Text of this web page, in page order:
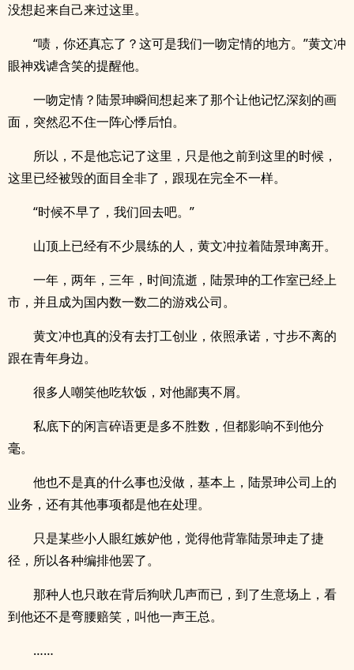
没想起来自己来过这里。
“啧，你还真忘了？这可是我们一吻定情的地方。”黄文冲
眼神戏谑含笑的提醒他。
一吻定情？陆景珅瞬间想起来了那个让他记忆深刻的画
面，突然忍不住一阵心悸后怕。
所以，不是他忘记了这里，只是他之前到这里的时候，
这里已经被毁的面目全非了，跟现在完全不一样。
“时候不早了，我们回去吧。”
山顶上已经有不少晨练的人，黄文冲拉着陆景珅离开。
一年，两年，三年，时间流逝，陆景珅的工作室已经上
市，并且成为国内数一数二的游戏公司。
黄文冲也真的没有去打工创业，依照承诺，寸步不离的
跟在青年身边。
很多人嘲笑他吃软饭，对他鄙夷不屑。
私底下的闲言碎语更是多不胜数，但都影响不到他分
毫。
他也不是真的什么事也没做，基本上，陆景珅公司上的
业务，还有其他事项都是他在处理。
只是某些小人眼红嫉妒他，觉得他背靠陆景珅走了捷
径，所以各种编排他罢了。
那种人也只敢在背后狗吠几声而已，到了生意场上，看
到他还不是弯腰赔笑，叫他一声王总。
……